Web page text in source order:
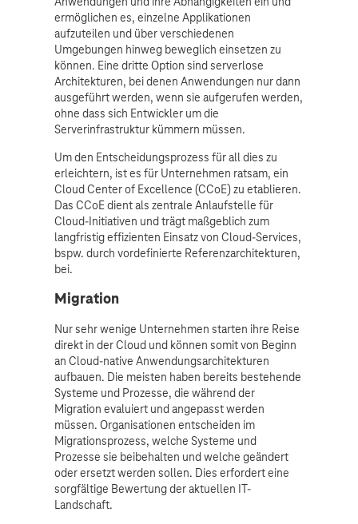
ermöglichen es, einzelne Applikationen
aufzuteilen und über verschiedenen
Umgebungen hinweg beweglich einsetzen zu
können. Eine dritte Option sind serverlose
Architekturen, bei denen Anwendungen nur dann
ausgeführt werden, wenn sie aufgerufen werden,
ohne dass sich Entwickler um die
Serverinfrastruktur kümmern müssen.
Um den Entscheidungsprozess für all dies zu
erleichtern, ist es für Unternehmen ratsam, ein
Cloud Center of Excellence (CCoE) zu etablieren.
Das CCoE dient als zentrale Anlaufstelle für
Cloud-Initiativen und trägt maßgeblich zum
langfristig effizienten Einsatz von Cloud-Services,
bspw. durch vordefinierte Referenzarchitekturen,
bei.
Migration
Nur sehr wenige Unternehmen starten ihre Reise
direkt in der Cloud und können somit von Beginn
an Cloud-native Anwendungsarchitekturen
aufbauen. Die meisten haben bereits bestehende
Systeme und Prozesse, die während der
Migration evaluiert und angepasst werden
müssen. Organisationen entscheiden im
Migrationsprozess, welche Systeme und
Prozesse sie beibehalten und welche geändert
oder ersetzt werden sollen. Dies erfordert eine
sorgfältige Bewertung der aktuellen IT-
Landschaft.